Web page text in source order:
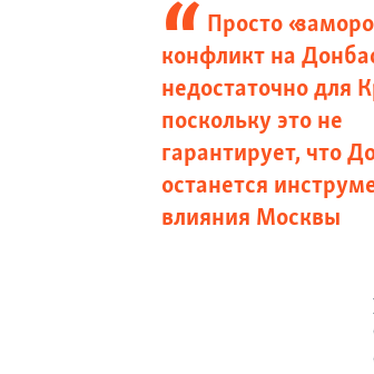
Просто
конфликт на
недостаточно для
поскольку это не
гарантирует, что
останется
влияния Москвы